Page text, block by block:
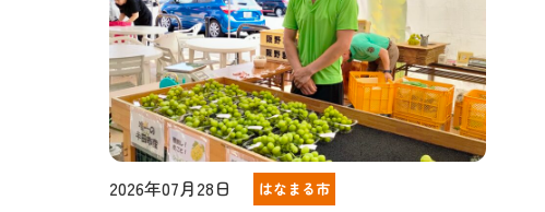
2026年07月28日 はなまる市